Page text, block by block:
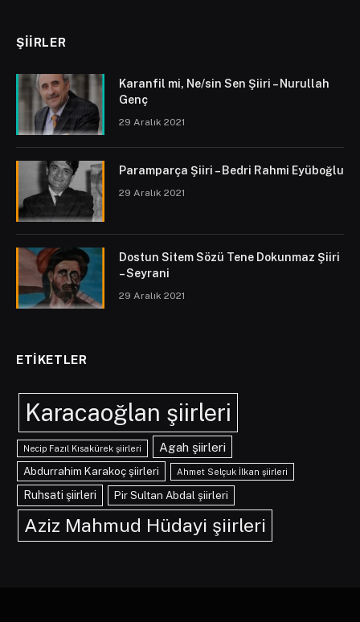
ŞIIRLER
Karanfil mi, Ne/sin Sen Şiiri – Nurullah
Genç
29 Aralık 2021
Paramparça Şiiri – Bedri Rahmi Eyüboğlu
29 Aralık 2021
Dostun Sitem Sözü Tene Dokunmaz Şiiri
– Seyrani
29 Aralık 2021
ETIKETLER
Karacaoğlan şiirleri
Necip Fazıl Kısakürek şiirleri Agah şiirleri
Abdurrahim Karakoç şiirleri Ahmet Selçuk İlkan şiirleri
Ruhsati şiirleri Pir Sultan Abdal şiirleri
Aziz Mahmud Hüdayi şiirleri